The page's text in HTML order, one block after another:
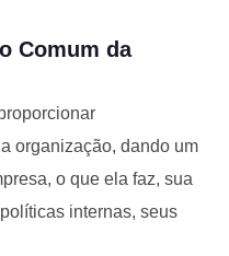
Comum da
organização, dando um
o que ela faz, sua
internas, seus